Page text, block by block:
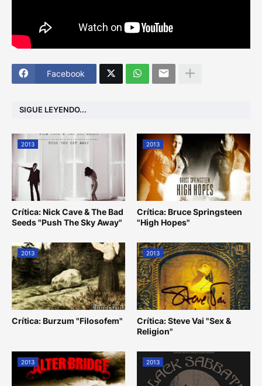
Facebook
SIGUE LEYENDO...
2013
Crítica: Nick Cave & The Bad
Seeds "Push The Sky Away"
2013
Crítica: Bruce Springsteen
"High Hopes"
2013
Crítica: Burzum "Filosofem"
2013
Crítica: Steve Vai "Sex &
Religion"
2013 2013